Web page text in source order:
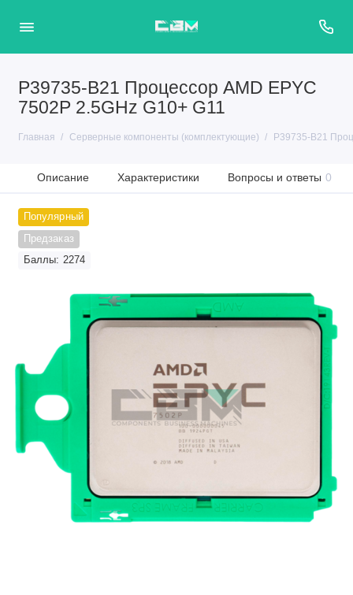
P39735-B21 Процессор AMD EPYC
7502P 2.5GHz G10+ G11
Главная Серверные компоненты (комплектующие) P39735-B21
Описание Характеристики Вопросы и ответы 0
Популярный
Предзаказ
Баллы: 2274